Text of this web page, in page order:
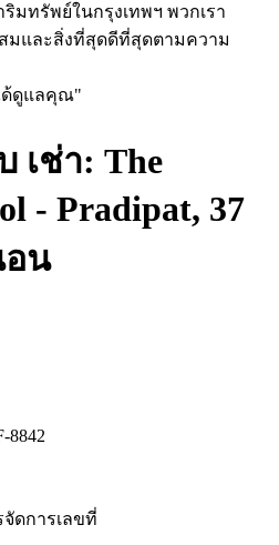
มทรัพย์ในกรุงเทพฯ พวกเรา
มและสิ่งที่สุดดีที่สุดตามความ
ด้ดูแลคุณ"
เช่า: The
- Pradipat, 37
อน
8842
ดการเลขที่